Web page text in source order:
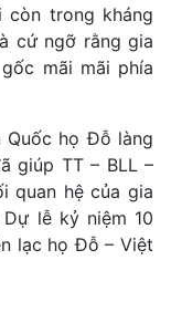
trong kháng
cứ ngỡ rằng gia
mãi mãi phía
Quốc họ Đỗ làng
giúp TT – BLL –
quan hệ của gia
lễ kỷ niệm 10
lạc họ Đỗ – Việt